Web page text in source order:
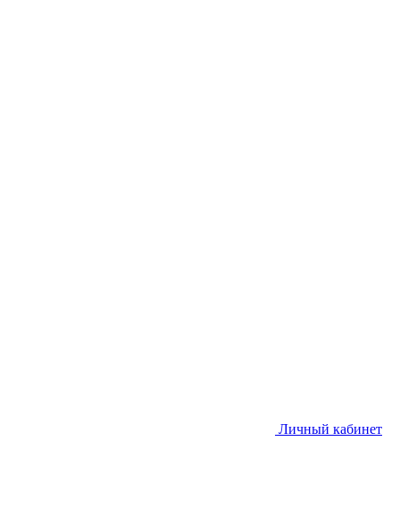
Личный кабинет